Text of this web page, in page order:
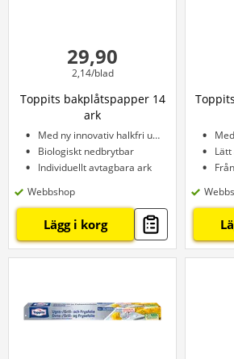
29,90
2,14/blad
Toppits bakplåtspapper 14
ark
Med ny innovativ halkfri undersida
Biologiskt nedbrytbar
Individuellt avtagbara ark
Webbshop
Lägg i korg